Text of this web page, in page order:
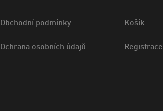
Obchodní podmínky
Ochrana osobních údajů
Košík
Registrace